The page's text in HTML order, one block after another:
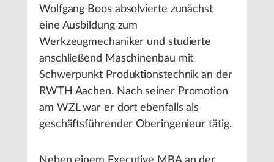
Wolfgang Boos absolvierte zunächst
eine Ausbildung zum
Werkzeugmechaniker und studierte
anschließend Maschinenbau mit
Schwerpunkt Produktionstechnik an der
RWTH Aachen. Nach seiner Promotion
am WZL war er dort ebenfalls als
geschäftsführender Oberingenieur tätig.